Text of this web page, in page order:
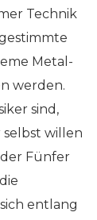
Technik
Metal-
werden.
sind,
selbst willen
Fünfer
entlang